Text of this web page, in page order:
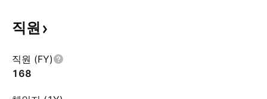
직원
직원 (FY)
168